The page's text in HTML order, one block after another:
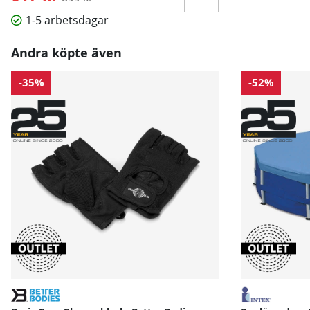
1-5 arbetsdagar
Andra köpte även
-35% -52%